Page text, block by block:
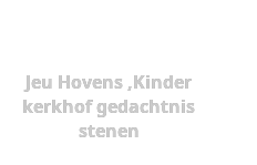
Jeu Hovens ,Kinder
kerkhof gedachtnis
stenen